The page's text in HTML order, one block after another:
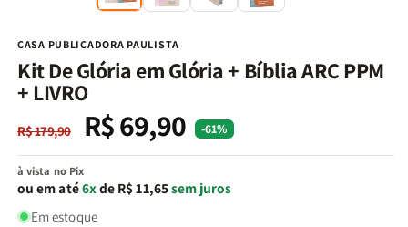
CASA PUBLICADORA PAULISTA
Kit De Glória em Glória + Bíblia ARC PPM
+ LIVRO
Preço
normal
R$ 179,90
Preço
promocional
R$ 69,90 -61%
à vista no Pix
ou em até6xde R$ 11,65sem juros
Em estoque